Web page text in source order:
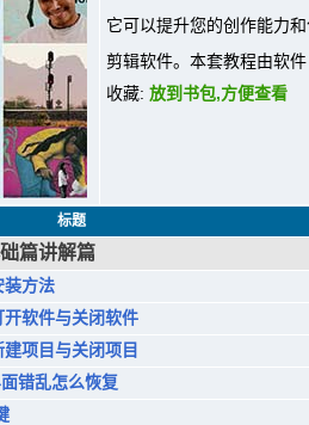
它可以提升您的创作能力
剪辑软件。本套教程由软
收藏: 放到书包,方便查看
标题
篇讲解篇
方法
软件与关闭软件
项目与关闭项目
错乱怎么恢复